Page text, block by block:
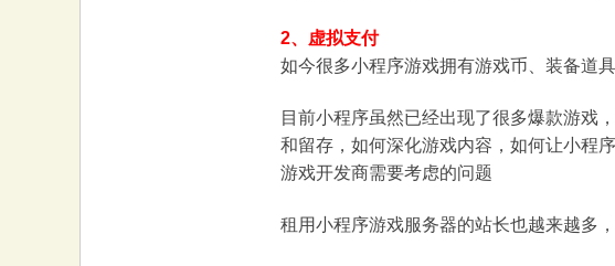
2、虚拟支付
如今很多小程序游戏拥有游戏币、装备道
目前小程序虽然已经出现了很多爆款游戏
和留存，如何深化游戏内容，如何让小程
游戏开发商需要考虑的问题
租用小程序游戏服务器的站长也越来越多